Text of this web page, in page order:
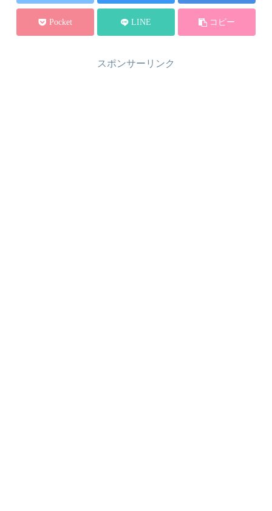
Pocket LINE コピー
スポンサーリンク